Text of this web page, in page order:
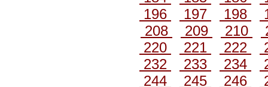
196
197 198
208
209 210
220
221 222
232
233 234
244
245 246